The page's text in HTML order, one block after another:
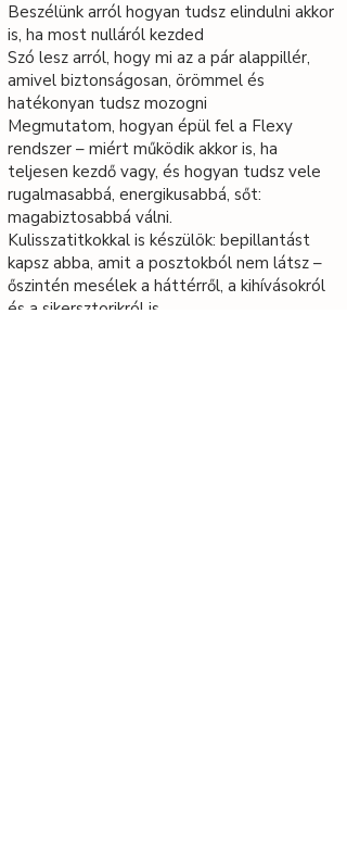
Beszélünk arról hogyan tudsz elindulni akkor
is, ha most nulláról kezded
Szó lesz arról, hogy mi az a pár alappillér,
amivel biztonságosan, örömmel és
hatékonyan tudsz mozogni
Megmutatom, hogyan épül fel a Flexy
rendszer – miért működik akkor is, ha
teljesen kezdő vagy, és hogyan tudsz vele
rugalmasabbá, energikusabbá, sőt:
magabiztosabbá válni.
Kulisszatitkokkal is készülök: bepillantást
kapsz abba, amit a posztokból nem látsz –
őszintén mesélek a háttérről, a kihívásokról
és a sikersztorikról is.